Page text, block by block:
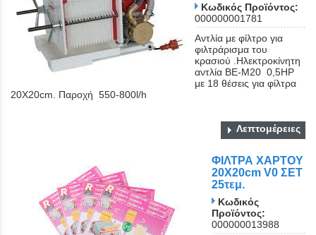
Κωδικός Προϊόντος:
000000001781
Αντλία με φίλτρο για
φιλτράρισμα του
κρασιού .Ηλεκτροκίνητη
αντλία ΒΕ-Μ20 0,5ΗΡ
με 18 θέσεις για φίλτρα
20Χ20cm. Παροχή 550-800l/h
Λεπτομέρειες
ΦΙΛΤΡΑ ΧΑΡΤΟΥ
20Χ20cm V0 ΣΕΤ
25τεμ.
Κωδικός
Προϊόντος:
000000013988